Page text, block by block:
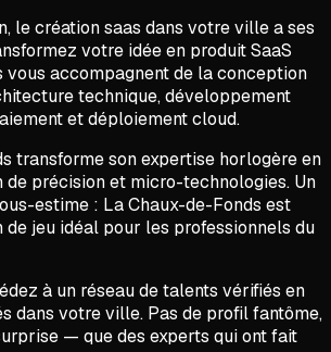
le création saas dans votre ville a ses
votre idée en produit SaaS
accompagnent de la conception
technique, développement
et déploiement cloud.
transforme son expertise horlogère en
précision et micro-technologies. Un
estime : La Chaux-de-Fonds est
de jeu idéal pour les professionnels du
à un réseau de talents vérifiés en
dans votre ville. Pas de profil fantôme,
— que des experts qui ont fait